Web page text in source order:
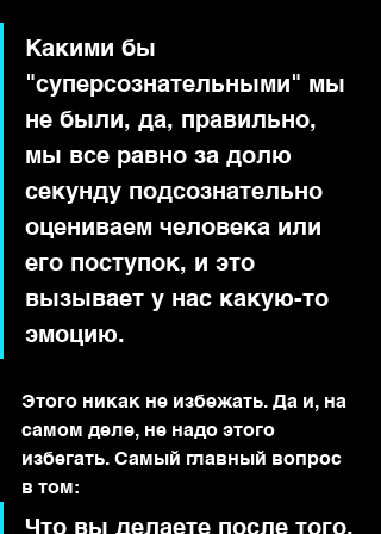
Какими бы
"суперсознательными" мы
не были, да, правильно,
мы все равно за долю
секунду подсознательно
оцениваем человека или
его поступок, и это
вызывает у нас какую-то
эмоцию.
Этого никак не избежать. Да и, на
самом деле, не надо этого
избегать. Самый главный вопрос
в том:
Что вы делаете после того,